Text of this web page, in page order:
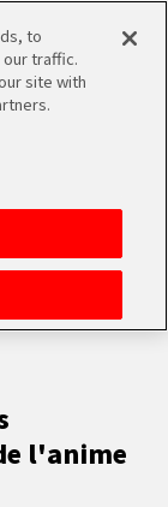
MEN
l'anime
to
traffic.
site with